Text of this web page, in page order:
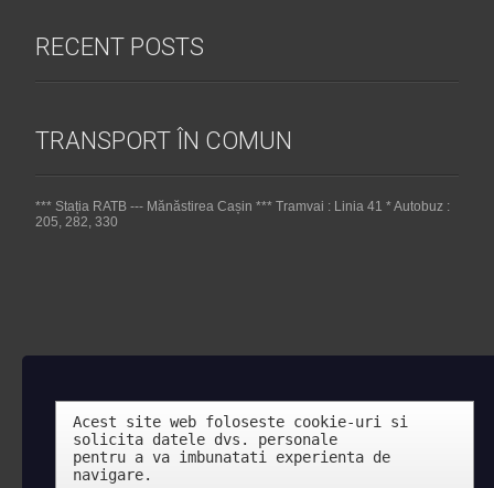
RECENT POSTS
TRANSPORT ÎN COMUN
*** Stația RATB --- Mănăstirea Cașin *** Tramvai : Linia 41 * Autobuz :
205, 282, 330
Acest site web foloseste cookie-uri si
solicita datele dvs. personale
pentru a va imbunatati experienta de
navigare.